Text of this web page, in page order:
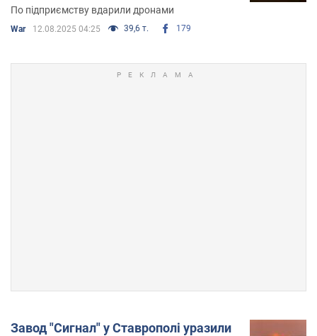
По підприємству вдарили дронами
War 12.08.2025 04:25 39,6 т. 179
Завод "Сигнал" у Ставрополі уразили